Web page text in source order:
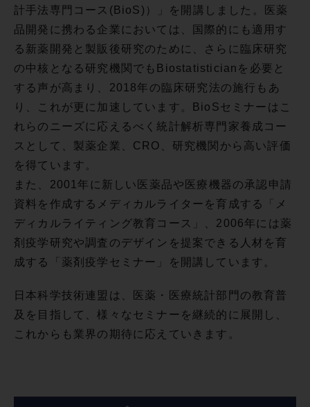
計手法専門コース(BioS)）」を開講しました。医薬
品開発に携わる企業においては、国際的にも適用す
る新薬開発と製販後研究のために、さらに臨床研究
の中核となる研究機関でもBiostatisticianを必要と
する声が高まり、2018年の臨床研究法の施行もあ
り、これが更に加速しています。BioSセミナーはこ
れらのニーズに応えるべく統計解析専門家養成コー
スとして、製薬企業、CRO、研究機関から高い評価
を得ています。
また、2001年に新しい医薬品や医療機器の承認申請
資料を作成するメディカルライターを育成する「メ
ディカルライティング教育コース」、2006年には薬
剤疫学研究や調査のデザインを提案できる人材を育
成する「薬剤疫学セミナー」を開講しています。
日本科学技術連盟は、医薬・医療統計部門の教育普
及を目指して、様々なセミナーを継続的に展開し、
これからも業界の期待に応えていきます。